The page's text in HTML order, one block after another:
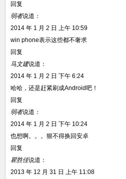
回复
弱者说道：
2014 年 1 月 2 日 上午 10:59
win phone表示这些都不奢求
回复
马文建说道：
2014 年 1 月 2 日 下午 6:24
哈哈，还是赶紧刷成Android吧！
回复
弱者说道：
2014 年 1 月 2 日 下午 10:24
也想啊。。。狠不得换回安卓
回复
瞿胜佳说道：
2013 年 12 月 31 日 上午 11:08